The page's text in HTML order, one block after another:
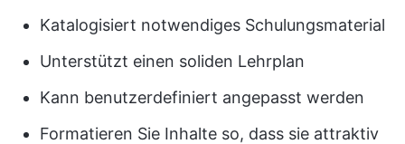
Katalogisiert notwendiges Schulungsmaterial
Unterstützt einen soliden Lehrplan
Kann benutzerdefiniert angepasst werden
Formatieren Sie Inhalte so, dass sie attraktiv